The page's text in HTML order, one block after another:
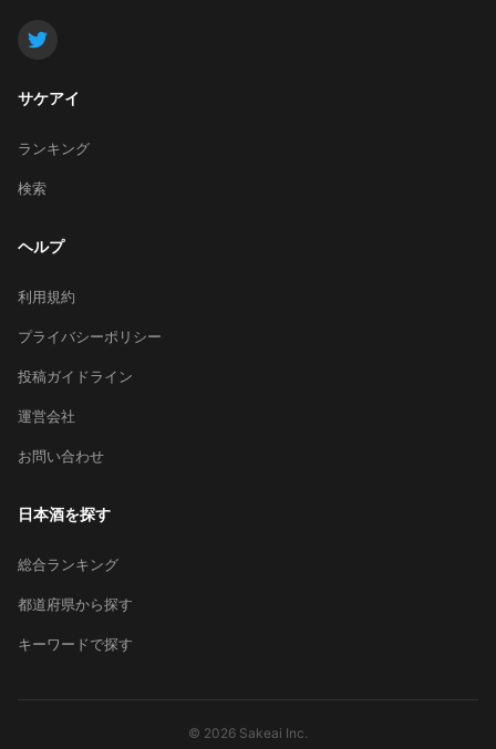
サケアイ
ランキング
検索
ヘルプ
利用規約
プライバシーポリシー
投稿ガイドライン
運営会社
お問い合わせ
日本酒を探す
総合ランキング
都道府県から探す
キーワードで探す
© 2026 Sakeai Inc.